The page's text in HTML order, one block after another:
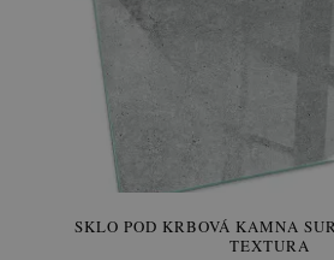
SKLO POD KRBOVÁ KAMNA
TEXTURA